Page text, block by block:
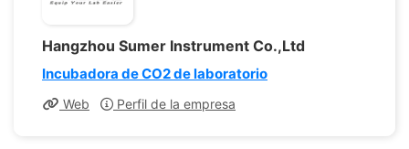
Hangzhou Sumer Instrument Co.,Ltd
Incubadora de CO2 de laboratorio
Web Perfil de la empresa